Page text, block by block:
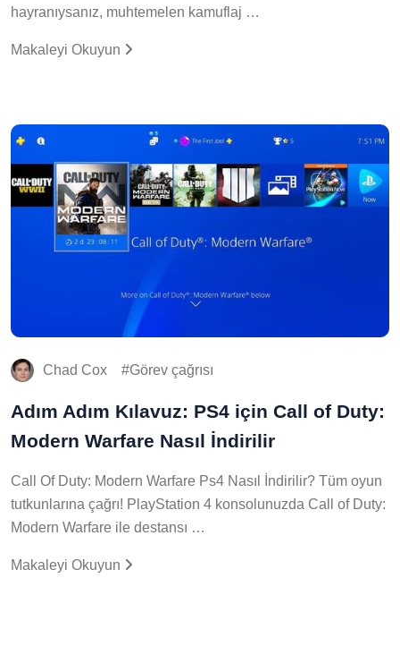
hayranıysanız, muhtemelen kamuflaj …
Makaleyi Okuyun
Chad Cox Görev çağrısı
Adım Adım Kılavuz: PS4 için Call of Duty:
Modern Warfare Nasıl İndirilir
Call Of Duty: Modern Warfare Ps4 Nasıl İndirilir? Tüm oyun
tutkunlarına çağrı! PlayStation 4 konsolunuzda Call of Duty:
Modern Warfare ile destansı …
Makaleyi Okuyun